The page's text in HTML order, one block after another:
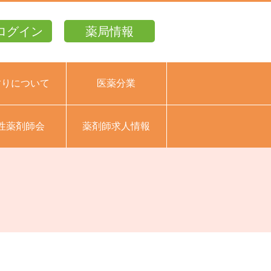
薬局情報
グイン
りについて 医薬分業
薬剤師会 薬剤師求人情報